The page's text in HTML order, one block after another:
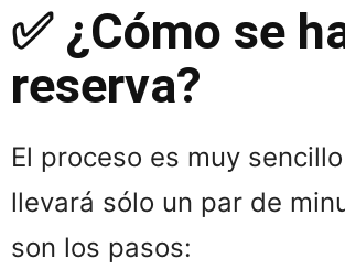
✅ ¿Cómo se
reserva?
El proceso es muy
llevará sólo un par de
son los pasos: